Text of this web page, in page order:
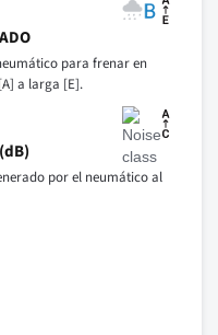
para frenar en
a larga [E].
por el neumático al